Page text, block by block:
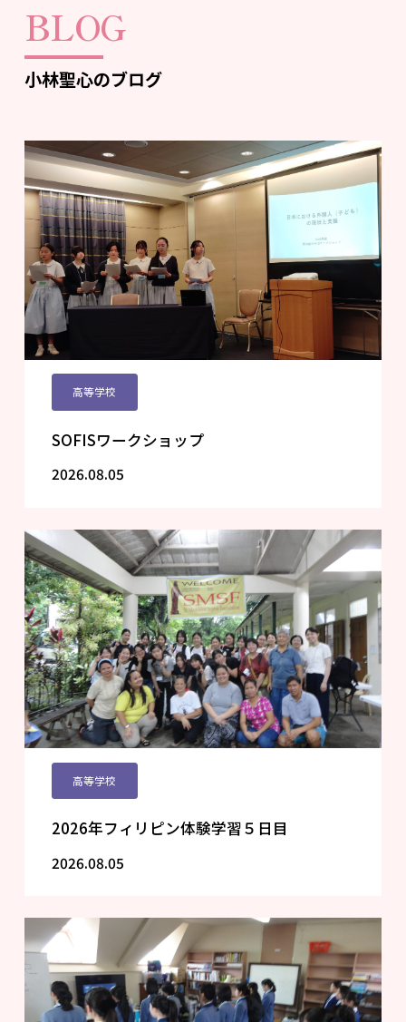
BLOG
小林聖心のブログ
高等学校
SOFISワークショップ
2026.08.05
高等学校
2026年フィリピン体験学習５日目
2026.08.05